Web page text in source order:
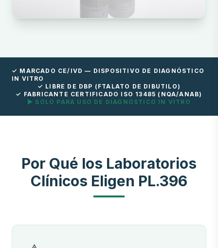
✓ MARCADO CE/IVD — DISPOSITIVO DE DIAGNÓSTICO
IN VITRO
✓ LIBRE DE DBP (FTALATO DE DIBUTILO)
✓ FABRICANTE CERTIFICADO ISO 13485 (NQA/ANAB)
▶ SOLO PARA USO DE DIAGNÓSTICO IN VITRO
Por Qué los Laboratorios
Clínicos Eligen PL.396